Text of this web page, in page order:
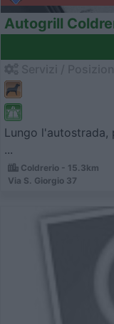
Autogrill
Lungo l'autostrada,
...
Coldrerio - 15.3km
Via S. Giorgio 37